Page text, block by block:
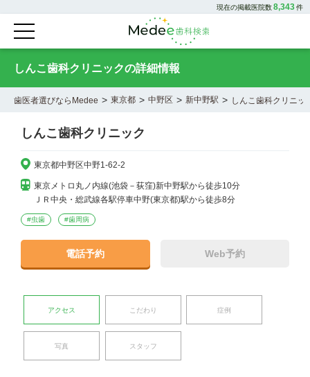
現在の掲載医院数8,343件
しんこ歯科クリニックの詳細情報
歯医者選びならMedee > 東京都 > 中野区 > 新中野駅 > しんこ歯科クリニッ
しんこ歯科クリニック
東京都中野区中野1-62-2
東京メトロ丸ノ内線(池袋－荻窪)新中野駅から徒歩10分
ＪＲ中央・総武線各駅停車中野(東京都)駅から徒歩8分
#虫歯 #歯周病
電話予約 Web予約
アクセス こだわり 症例
写真 スタッフ